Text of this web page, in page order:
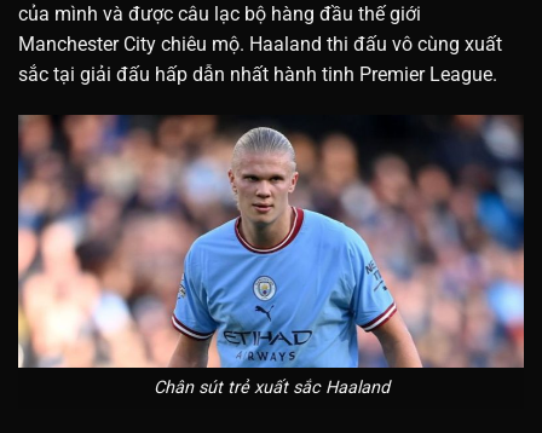
của mình và được câu lạc bộ hàng đầu thế giới
Manchester City chiêu mộ. Haaland thi đấu vô cùng xuất
sắc tại giải đấu hấp dẫn nhất hành tinh Premier League.
Chân sút trẻ xuất sắc Haaland